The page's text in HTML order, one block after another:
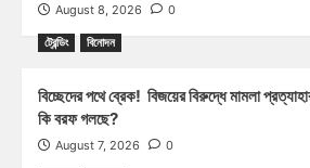
August 8, 2026 0
ট্রেন্ডিং বিনোদন
বিচ্ছেদের পথে ব্রেক! বিজয়ের বিরুদ্ধে মামলা
কি বরফ গলছে?
August 7, 2026 0